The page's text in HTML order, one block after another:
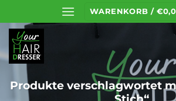
Inhalt
springen
WARENKORB / €
Produkte verschlagwortet